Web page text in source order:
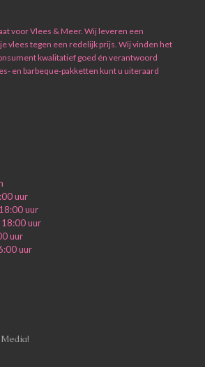
voor Vlees & Meer. Wij leveren een
vlees tegen een redelijk prijs. Wij vinden het
kwalitatief goed én verantwoord
en barbeque-pakketten kunt u uiteraard
uur
uur
uur
uur
uur